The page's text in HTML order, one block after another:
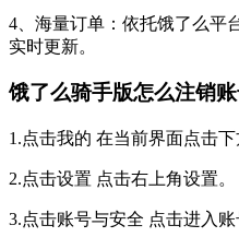
4、海量订单：依托饿了么平
实时更新。
饿了么骑手版怎么注销
1.点击我的 在当前界面点击下
2.点击设置 点击右上角设置。
3.点击账号与安全 点击进入账